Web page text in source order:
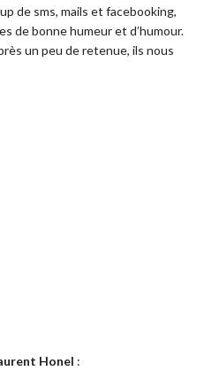
de sms, mails et facebooking,
de bonne humeur et d’humour.
un peu de retenue, ils nous
Honel :